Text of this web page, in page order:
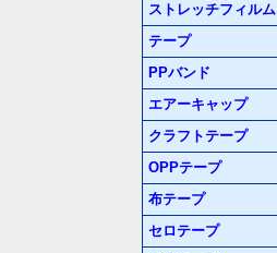
ストレッチフィルム
テープ
PPバンド
エアーキャップ
クラフトテープ
OPPテープ
布テープ
セロテープ